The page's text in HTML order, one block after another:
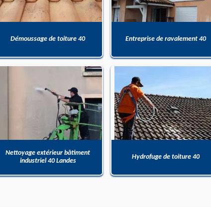
Démoussage de toiture 40 Entreprise de ravalement 40
Nettoyage extérieur bâtiment
industriel 40 Landes
Hydrofuge de toiture 40